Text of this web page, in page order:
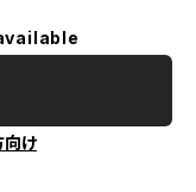
向け